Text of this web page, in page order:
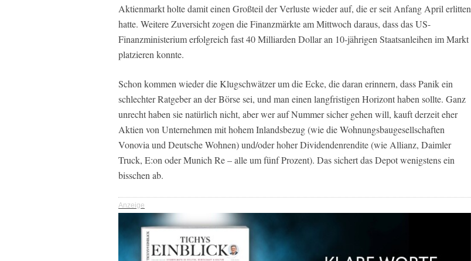
Aktienmarkt holte damit einen Großteil der Verluste wieder auf, die er seit Anfang April erlitten
hatte. Weitere Zuversicht zogen die Finanzmärkte am Mittwoch daraus, dass das US-
Finanzministerium erfolgreich fast 40 Milliarden Dollar an 10-jährigen Staatsanleihen im Markt
platzieren konnte.
Schon kommen wieder die Klugschwätzer um die Ecke, die daran erinnern, dass Panik ein
schlechter Ratgeber an der Börse sei, und man einen langfristigen Horizont haben sollte. Ganz
unrecht haben sie natürlich nicht, aber wer auf Nummer sicher gehen will, kauft derzeit eher
Aktien von Unternehmen mit hohem Inlandsbezug (wie die Wohnungsbaugesellschaften
Vonovia und Deutsche Wohnen) und/oder hoher Dividendenrendite (wie Allianz, Daimler
Truck, E:on oder Munich Re – alle um fünf Prozent). Das sichert das Depot wenigstens ein
bisschen ab.
Anzeige